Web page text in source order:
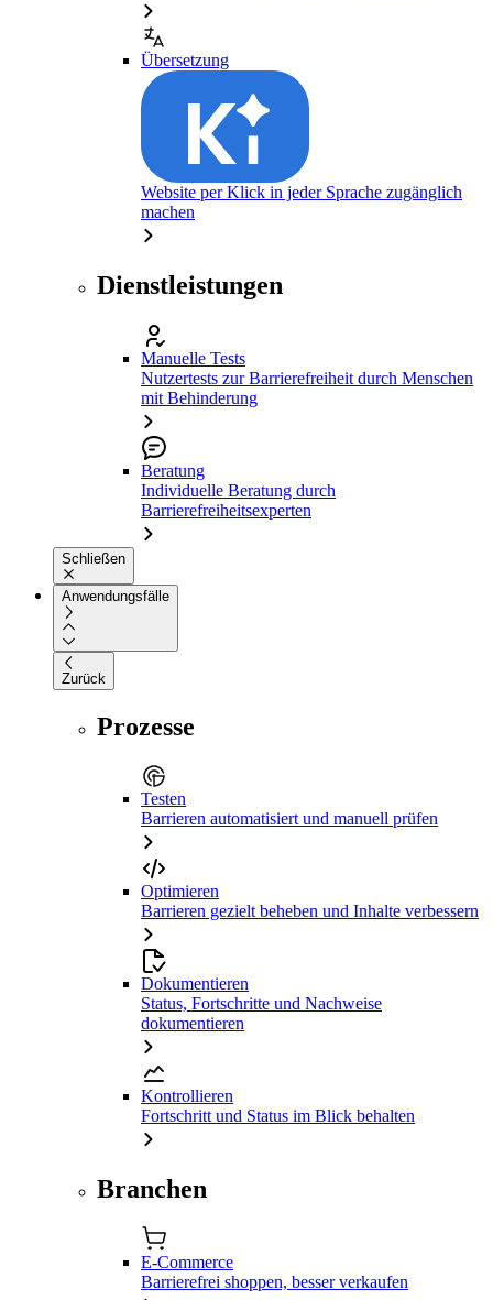
Übersetzung
Website per Klick in jeder Sprache zugänglich
machen
Dienstleistungen
Manuelle Tests
Nutzertests zur Barrierefreiheit durch Menschen
mit Behinderung
Beratung
Individuelle Beratung durch
Barrierefreiheitsexperten
Schließen
Anwendungsfälle
Zurück
Prozesse
Testen
Barrieren automatisiert und manuell prüfen
Optimieren
Barrieren gezielt beheben und Inhalte verbessern
Dokumentieren
Status, Fortschritte und Nachweise
dokumentieren
Kontrollieren
Fortschritt und Status im Blick behalten
Branchen
E-Commerce
Barrierefrei shoppen, besser verkaufen